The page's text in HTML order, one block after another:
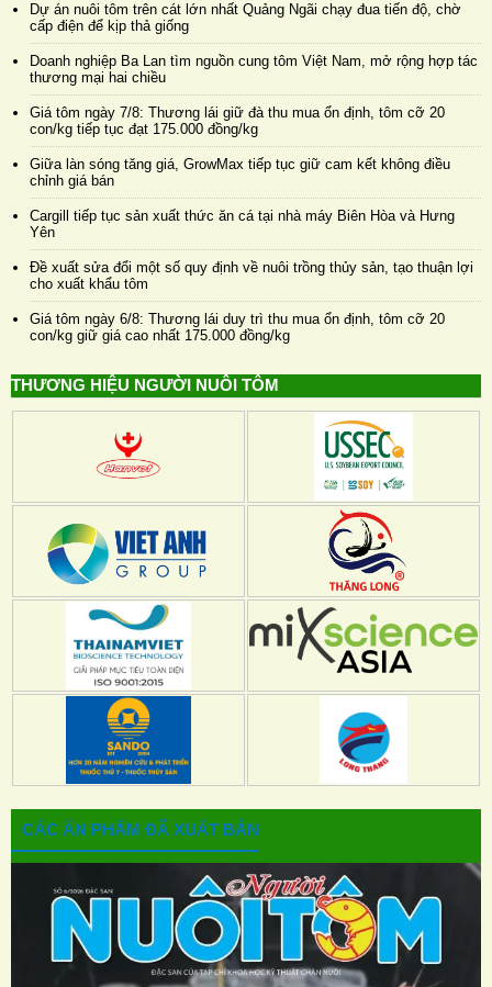
Dự án nuôi tôm trên cát lớn nhất Quảng Ngãi chạy đua tiến độ, chờ
cấp điện để kịp thả giống
Doanh nghiệp Ba Lan tìm nguồn cung tôm Việt Nam, mở rộng hợp tác
thương mại hai chiều
Giá tôm ngày 7/8: Thương lái giữ đà thu mua ổn định, tôm cỡ 20
con/kg tiếp tục đạt 175.000 đồng/kg
Giữa làn sóng tăng giá, GrowMax tiếp tục giữ cam kết không điều
chỉnh giá bán
Cargill tiếp tục sản xuất thức ăn cá tại nhà máy Biên Hòa và Hưng
Yên
Đề xuất sửa đổi một số quy định về nuôi trồng thủy sản, tạo thuận lợi
cho xuất khẩu tôm
Giá tôm ngày 6/8: Thương lái duy trì thu mua ổn định, tôm cỡ 20
con/kg giữ giá cao nhất 175.000 đồng/kg
THƯƠNG HIỆU NGƯỜI NUÔI TÔM
CÁC ẤN PHẨM ĐÃ XUẤT BẢN